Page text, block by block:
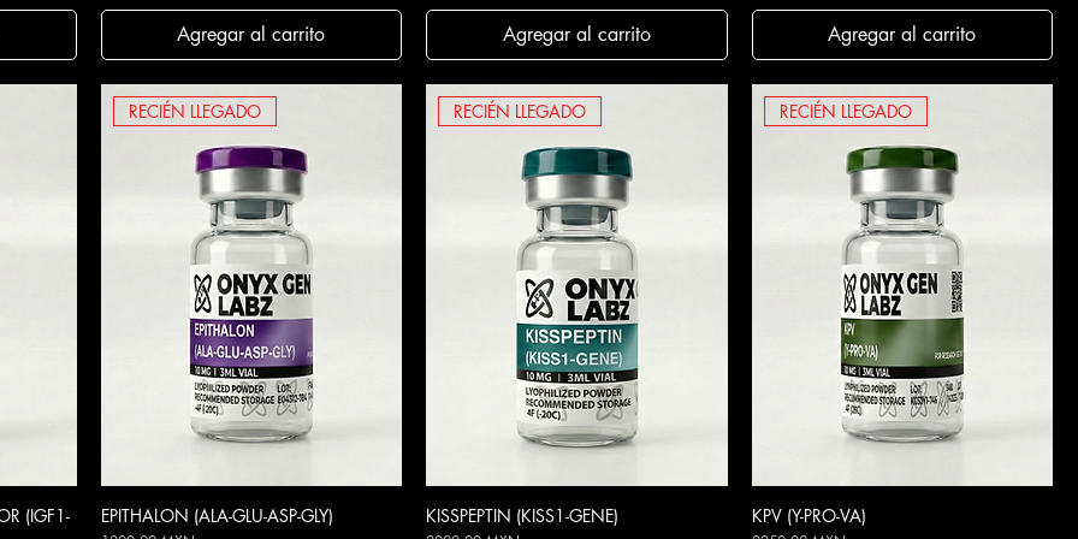
Agregar al carrito Agregar al carrito Agregar al carrito
(IGF1-
Vista rápida
RECIÉN LLEGADO
EPITHALON (ALA-GLU-ASP-GLY) Vista rápida
RECIÉN LLEGADO
KISSPEPTIN (KISS1-GENE) Vista rápida
RECIÉN LLEGADO
KPV (Y-PRO-VA)